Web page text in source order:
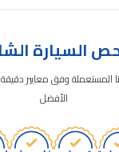
السيارة
المستعملة وفق معايير
الأفضل